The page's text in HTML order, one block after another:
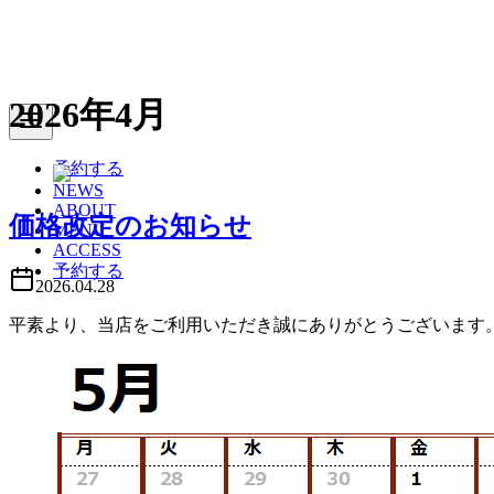
予約する
NEWS
ABOUT
MENU
ACCESS
予約する
2026年4月
価格改定のお知らせ
2026.04.28
平素より、当店をご利用いただき誠にありがとうございま